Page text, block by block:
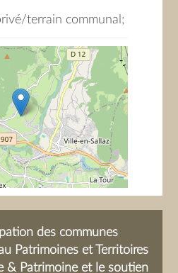
terrain communal;
des communes
Patrimoines et Territoires
& Patrimoine et le soutien